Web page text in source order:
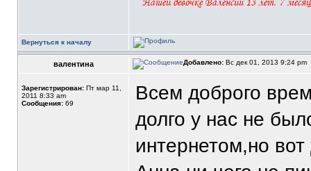
Вернуться к началу
валентина Добавлено: Вс дек 01, 2013 9:24 pm
Зарегистрирован: Пт мар 11,
2011 8:33 am
Сообщения: 69
Всем доброго
долго у нас не
интернетом,но